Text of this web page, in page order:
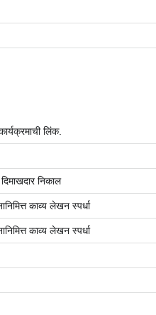
लिंक.
निकाल
काव्य लेखन स्पर्धा
काव्य लेखन स्पर्धा